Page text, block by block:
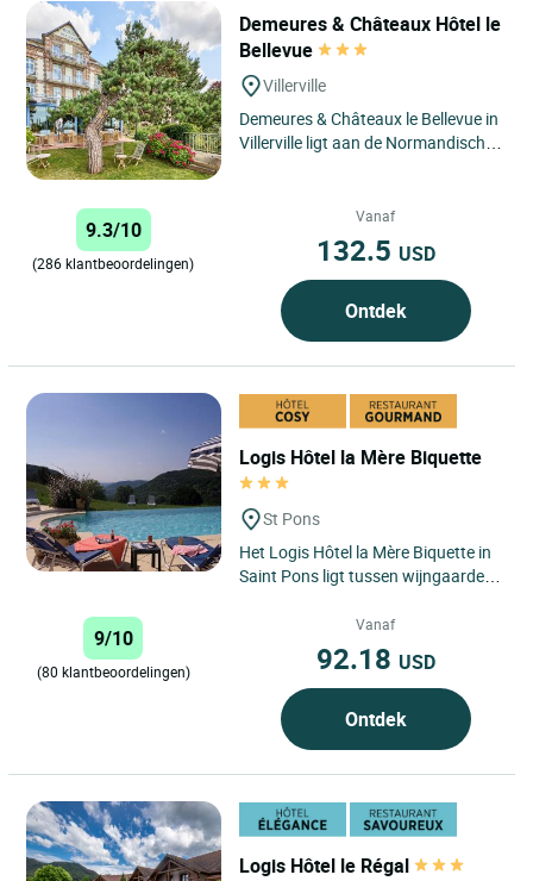
Demeures & Châteaux Hôtel le
Bellevue
Villerville
Demeures & Châteaux le Bellevue in
Villerville ligt aan de Normandische
9.3/10
(286 klantbeoordelingen)
Vanaf
132.5 USD
Ontdek
Logis Hôtel la Mère Biquette
St Pons
Het Logis Hôtel la Mère Biquette in
Saint Pons ligt tussen wijngaarden
van 500 meter in...
9/10
(80 klantbeoordelingen)
Vanaf
92.18 USD
Ontdek
Logis Hôtel le Régal